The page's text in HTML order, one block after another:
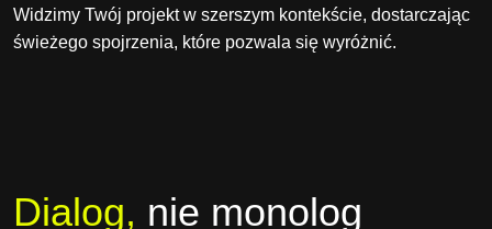
Widzimy Twój projekt w szerszym kontekście, dostarczając
świeżego spojrzenia, które pozwala się wyróżnić.
Dialog, nie monolog